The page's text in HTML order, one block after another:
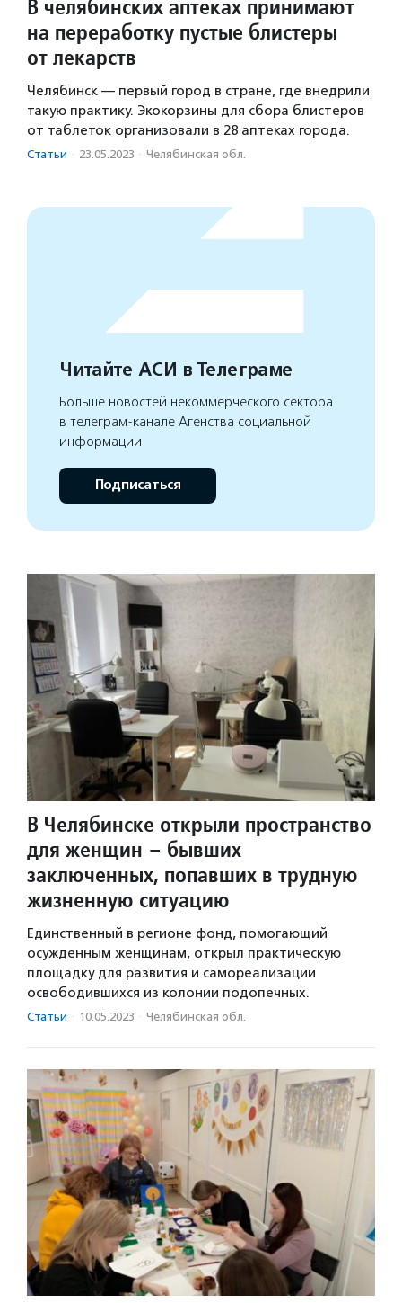
В челябинских аптеках принимают
на переработку пустые блистеры
от лекарств
Челябинск — первый город в стране, где внедрили
такую практику. Экокорзины для сбора блистеров
от таблеток организовали в 28 аптеках города.
Статьи · 23.05.2023 · Челябинская обл.
Читайте АСИ в Телеграме
Больше новостей некоммерческого сектора
в телеграм-канале Агенства социальной
информации
Подписаться
В Челябинске открыли пространство
для женщин – бывших
заключенных, попавших в трудную
жизненную ситуацию
Единственный в регионе фонд, помогающий
осужденным женщинам, открыл практическую
площадку для развития и самореализации
освободившихся из колонии подопечных.
Статьи · 10.05.2023 · Челябинская обл.